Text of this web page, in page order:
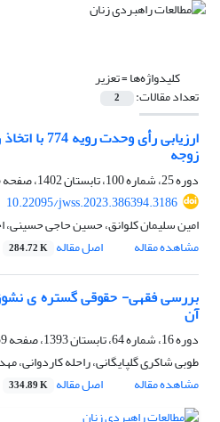
کلیدواژه‌ها =تعزیر
تعداد مقالات: 2
ارزیابی
زوجه
دوره 25، شماره 100، تابستان 1402، صفحه
10.22095/jwss.2023.386394.3186
امین سلیمان کلوانق، حسین حاجی حسینی،
مشاهده مقاله
اصل مقاله 284.72 K
بررسی فقهی- حقوقی گستره ی
آن
دوره 16، شماره 64، تابستان 1393، صفحه
طوبی شاکری گلپایگانی، راحله کاردوانی،
مشاهده مقاله
اصل مقاله 334.89 K